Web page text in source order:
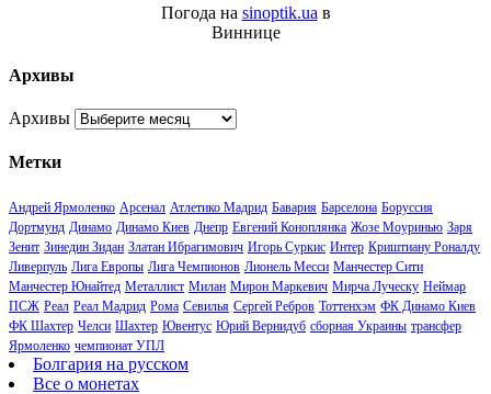
Погода на sinoptik.ua в
Виннице
Архивы
Архивы
Метки
Андрей Ярмоленко Арсенал Атлетико Мадрид Бавария Барселона Боруссия
Дортмунд Динамо Динамо Киев Днепр Евгений Коноплянка Жозе Моуринью Заря
Зенит Зинедин Зидан Златан Ибрагимович Игорь Суркис Интер Криштиану Роналду
Ливерпуль Лига Европы Лига Чемпионов Лионель Месси Манчестер Сити
Манчестер Юнайтед Металлист Милан Мирон Маркевич Мирча Луческу Неймар
ПСЖ Реал Реал Мадрид Рома Севилья Сергей Ребров Тоттенхэм ФК Динамо Киев
ФК Шахтер Челси Шахтер Ювентус Юрий Вернидуб сборная Украины трансфер
Ярмоленко чемпионат УПЛ
Болгария на русском
Все о монетах